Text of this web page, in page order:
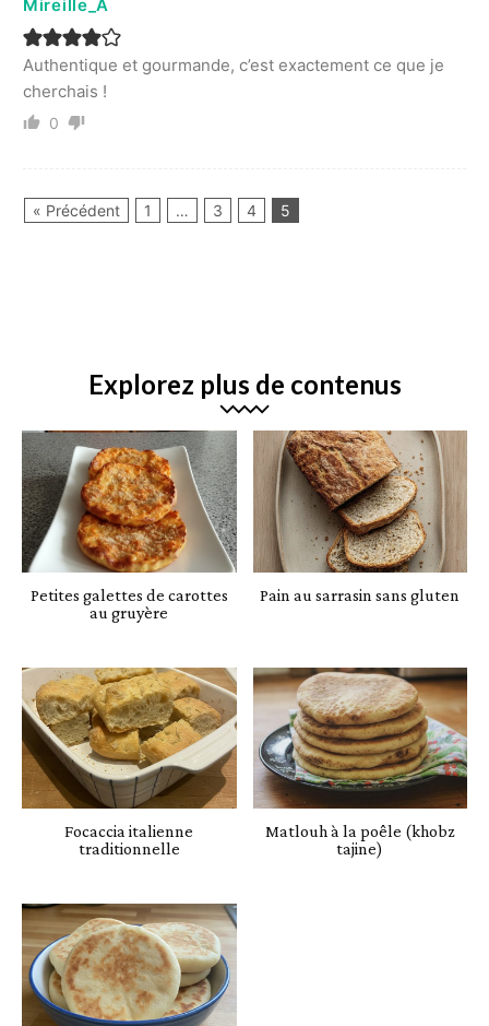
Mireille_A
Authentique et gourmande, c’est exactement ce que je
cherchais !
0
« Précédent 1 … 3 4 5
Explorez plus de contenus
Petites galettes de carottes
au gruyère
Pain au sarrasin sans gluten
Focaccia italienne
traditionnelle
Matlouh à la poêle (khobz
tajine)